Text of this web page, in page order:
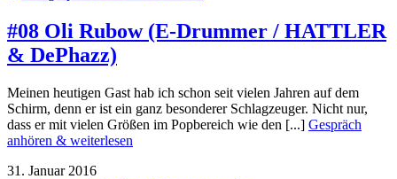
#08 Oli Rubow (E-Drummer / HATTLER
& DePhazz)
Meinen heutigen Gast hab ich schon seit vielen Jahren auf dem
Schirm, denn er ist ein ganz besonderer Schlagzeuger. Nicht nur,
dass er mit vielen Größen im Popbereich wie den [...] Gespräch
anhören & weiterlesen
31. Januar 2016